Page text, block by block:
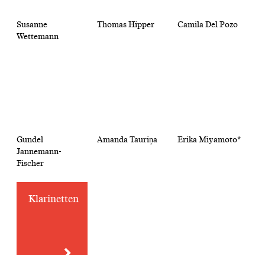
Susanne
Wettemann
Thomas Hipper Camila Del Pozo
Gundel
Jannemann-
Fischer
Amanda Tauriņa Erika Miyamoto*
Klarinetten